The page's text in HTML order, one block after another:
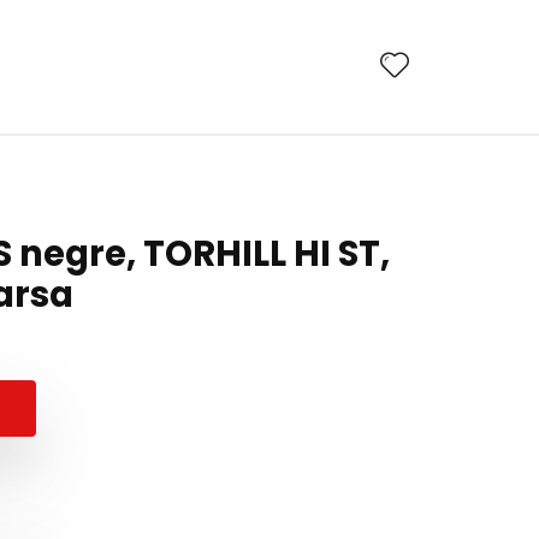
negre, TORHILL HI ST,